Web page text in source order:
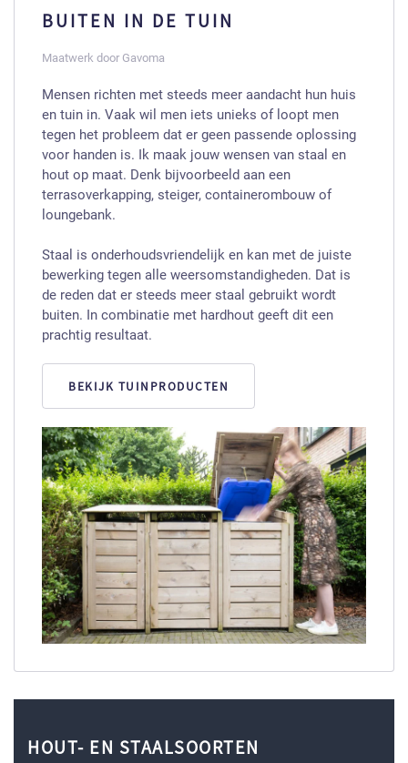
BUITEN IN DE TUIN
Maatwerk door Gavoma
Mensen richten met steeds meer aandacht hun huis
en tuin in. Vaak wil men iets unieks of loopt men
tegen het probleem dat er geen passende oplossing
voor handen is. Ik maak jouw wensen van staal en
hout op maat. Denk bijvoorbeeld aan een
terrasoverkapping, steiger, containerombouw of
loungebank.
Staal is onderhoudsvriendelijk en kan met de juiste
bewerking tegen alle weersomstandigheden. Dat is
de reden dat er steeds meer staal gebruikt wordt
buiten. In combinatie met hardhout geeft dit een
prachtig resultaat.
BEKIJK TUINPRODUCTEN
HOUT- EN STAALSOORTEN